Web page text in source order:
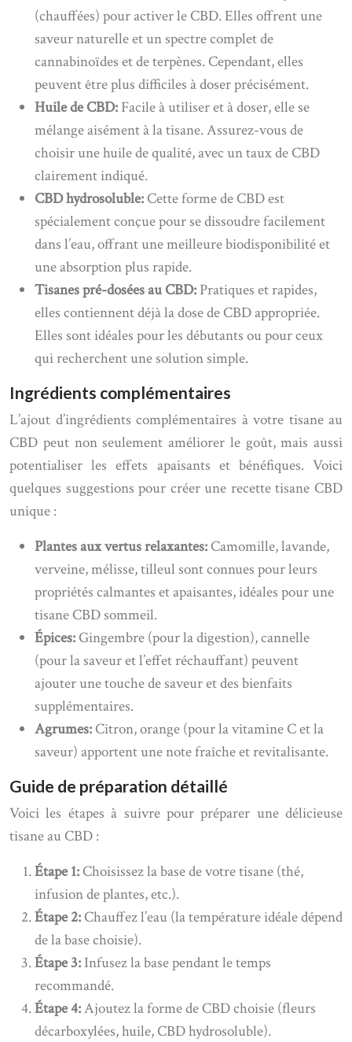
(chauffées) pour activer le CBD. Elles offrent une
saveur naturelle et un spectre complet de
cannabinoïdes et de terpènes. Cependant, elles
peuvent être plus difficiles à doser précisément.
Huile de CBD: Facile à utiliser et à doser, elle se
mélange aisément à la tisane. Assurez-vous de
choisir une huile de qualité, avec un taux de CBD
clairement indiqué.
CBD hydrosoluble: Cette forme de CBD est
spécialement conçue pour se dissoudre facilement
dans l’eau, offrant une meilleure biodisponibilité et
une absorption plus rapide.
Tisanes pré-dosées au CBD: Pratiques et rapides,
elles contiennent déjà la dose de CBD appropriée.
Elles sont idéales pour les débutants ou pour ceux
qui recherchent une solution simple.
Ingrédients complémentaires
L’ajout d’ingrédients complémentaires à votre tisane au
CBD peut non seulement améliorer le goût, mais aussi
potentialiser les effets apaisants et bénéfiques. Voici
quelques suggestions pour créer une recette tisane CBD
unique :
Plantes aux vertus relaxantes: Camomille, lavande,
verveine, mélisse, tilleul sont connues pour leurs
propriétés calmantes et apaisantes, idéales pour une
tisane CBD sommeil.
Épices: Gingembre (pour la digestion), cannelle
(pour la saveur et l’effet réchauffant) peuvent
ajouter une touche de saveur et des bienfaits
supplémentaires.
Agrumes: Citron, orange (pour la vitamine C et la
saveur) apportent une note fraîche et revitalisante.
Guide de préparation détaillé
Voici les étapes à suivre pour préparer une délicieuse
tisane au CBD :
Étape 1: Choisissez la base de votre tisane (thé,
infusion de plantes, etc.).
Étape 2: Chauffez l’eau (la température idéale dépend
de la base choisie).
Étape 3: Infusez la base pendant le temps
recommandé.
Étape 4:Ajoutez la forme de CBD choisie (fleurs
décarboxylées, huile, CBD hydrosoluble).